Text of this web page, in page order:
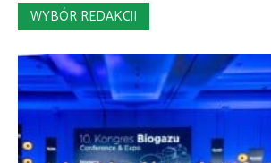
WYBÓR REDAKCJI